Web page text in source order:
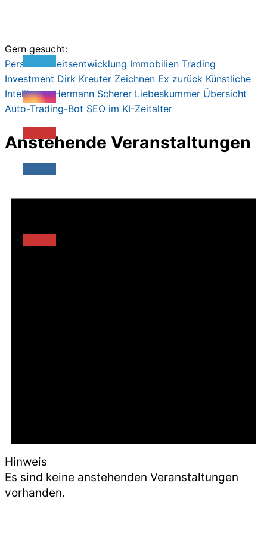
Gern gesucht:
Persönlichkeitsentwicklung Immobilien Trading
Investment Dirk Kreuter Zeichnen Ex zurück Künstliche
Intelligenz Hermann Scherer Liebeskummer Übersicht
Auto-Trading-Bot SEO im KI-Zeitalter
Anstehende Veranstaltungen
Hinweis
Es sind keine anstehenden Veranstaltungen
vorhanden.